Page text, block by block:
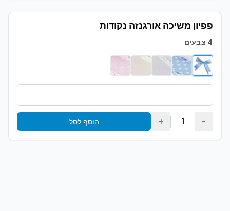
פפיון משיכה אורגנזה נקודות
4 צבעים
-
1
+ הוסף לסל